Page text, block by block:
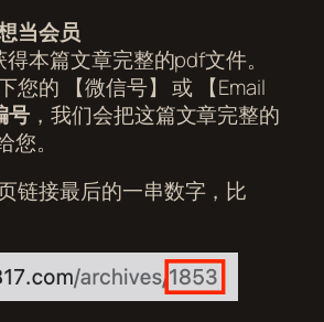
当会员
本篇文章完整的pdf文件。
您的 【微信号】 或 【Email
号 ，我们会把这篇文章完整的
您。
链接最后的一串数字，比